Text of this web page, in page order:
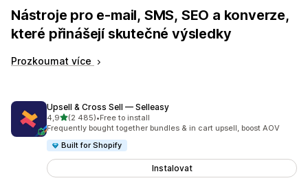
Nástroje pro e-mail, SMS, SEO a konverze,
které přinášejí skutečné výsledky
Prozkoumat více
Upsell & Cross Sell — Selleasy
4,9z 5 hvězd
(2 485)
Celkový počet recenzí: 2485
•Free to install
Frequently bought together bundles & in cart upsell, boost AOV
Built for Shopify
Instalovat